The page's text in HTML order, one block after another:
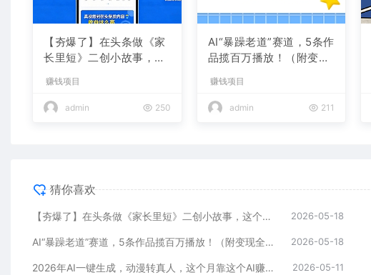
【夯爆了】在头条做《家
长里短》二创小故事，这
赚钱项目
admin 250
AI“暴躁老道”赛道，5条作
品揽百万播放！（附变现
赚钱项目
admin 211
猜你喜欢
【夯爆了】在头条做《家长里短》二创小故事，这个月收益2w+ 2026-05-18
AI“暴躁老道”赛道，5条作品揽百万播放！（附变现全攻略） 2026-05-18
2026年AI一键生成，动漫转真人，这个月靠这个AI赚了2W+ 2026-05-11